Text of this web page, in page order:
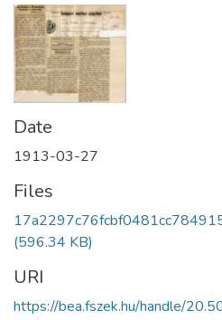
About us
Date
1913-03-27
Files
(596.34 KB)
URI
https://bea.fszek.hu/handle/